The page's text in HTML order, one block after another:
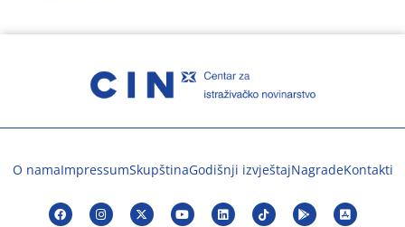
O namaImpressumSkupštinaGodišnji izvještajNagradeKontakti